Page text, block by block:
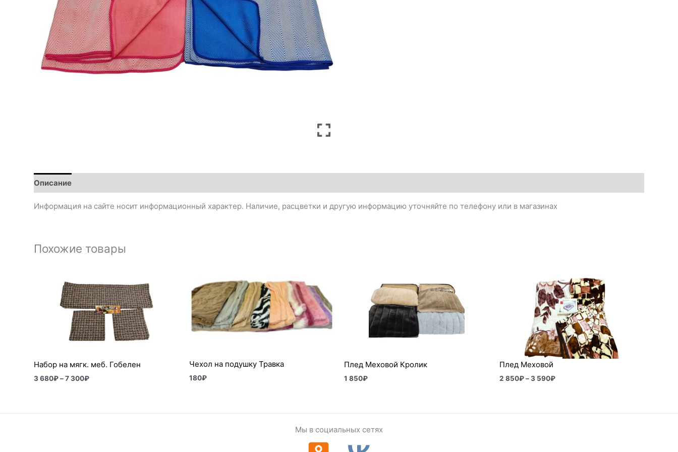
Описание
Информация на сайте носит информационный характер. Наличие, расцветки и другую информацию уточняйте по телефону или в магазинах
Похожие товары
Набор на мягк. меб. Гобелен
3 680₽–7 300₽
3
680₽
–
7
300₽
Чехол на подушку Травка
180₽
Плед Меховой Кролик
1 850₽
Плед Меховой
2 850₽ – 3 590₽
2
850₽
–
3
590₽
Мы в социальных сетях